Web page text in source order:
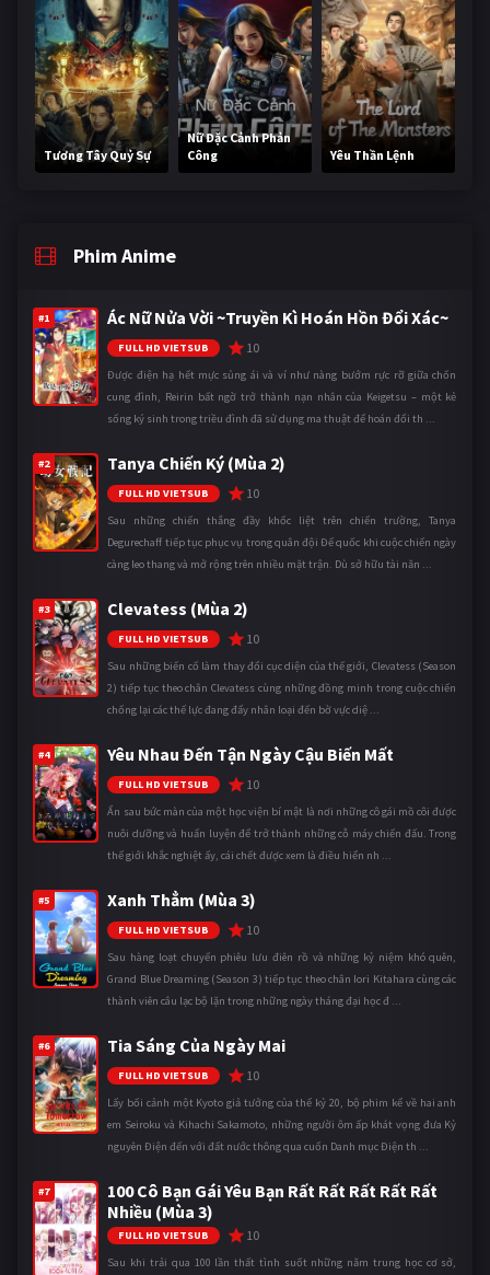
Tương Tây Quỷ Sự
Nữ Đặc Cảnh Phản
Công
Yêu Thần Lệnh
Phim Anime
#1 Ác Nữ Nửa Vời ~Truyền Kì Hoán Hồn Đổi Xác~
FULL HD VIETSUB 10
Được điện hạ hết mực sủng ái và ví như nàng bướm rực rỡ giữa chốn
cung đình, Reirin bất ngờ trở thành nạn nhân của Keigetsu – một kẻ
sống ký sinh trong triều đình đã sử dụng ma thuật để hoán đổi th ...
#2 Tanya Chiến Ký (Mùa 2)
FULL HD VIETSUB 10
Sau những chiến thắng đầy khốc liệt trên chiến trường, Tanya
Degurechaff tiếp tục phục vụ trong quân đội Đế quốc khi cuộc chiến ngày
càng leo thang và mở rộng trên nhiều mặt trận. Dù sở hữu tài năn ...
#3 Clevatess (Mùa 2)
FULL HD VIETSUB 10
Sau những biến cố làm thay đổi cục diện của thế giới, Clevatess (Season
2) tiếp tục theo chân Clevatess cùng những đồng minh trong cuộc chiến
chống lại các thế lực đang đẩy nhân loại đến bờ vực diệ ...
#4 Yêu Nhau Đến Tận Ngày Cậu Biến Mất
FULL HD VIETSUB 10
Ẩn sau bức màn của một học viện bí mật là nơi những cô gái mồ côi được
nuôi dưỡng và huấn luyện để trở thành những cỗ máy chiến đấu. Trong
thế giới khắc nghiệt ấy, cái chết được xem là điều hiển nh ...
#5 Xanh Thẳm (Mùa 3)
FULL HD VIETSUB 10
Sau hàng loạt chuyến phiêu lưu điên rồ và những kỷ niệm khó quên,
Grand Blue Dreaming (Season 3) tiếp tục theo chân Iori Kitahara cùng các
thành viên câu lạc bộ lặn trong những ngày tháng đại học đ ...
#6 Tia Sáng Của Ngày Mai
FULL HD VIETSUB 10
Lấy bối cảnh một Kyoto giả tưởng của thế kỷ 20, bộ phim kể về hai anh
em Seiroku và Kihachi Sakamoto, những người ôm ấp khát vọng đưa Kỷ
nguyên Điện đến với đất nước thông qua cuốn Danh mục Điện th ...
#7
100 Cô Bạn Gái Yêu Bạn Rất Rất Rất Rất Rất
Nhiều (Mùa 3)
FULL HD VIETSUB 10
Sau khi trải qua 100 lần thất tình suốt những năm trung học cơ sở,